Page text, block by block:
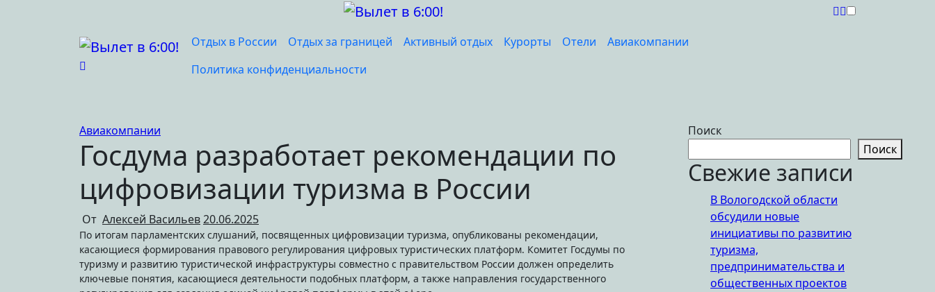
Отдых в России Отдых за границей Активный отдых Курорты Отели
Авиакомпании
Политика конфиденциальности
Авиакомпании
Госдума разработает рекомендации по
цифровизации туризма в России
От Алексей Васильев20.06.2025
По итогам парламентских слушаний, посвященных цифровизации туризма, опубликованы рекомендации,
касающиеся формирования правового регулирования цифровых туристических платформ. Комитет Госдумы по
туризму и развитию туристической инфраструктуры совместно с правительством России должен определить
ключевые понятия, касающиеся деятельности подобных платформ, а также направления государственного
Поиск
Поиск
Свежие записи
В Вологодской области
обсудили новые
инициативы по развитию
туризма,
предпринимательства и
общественных проектов